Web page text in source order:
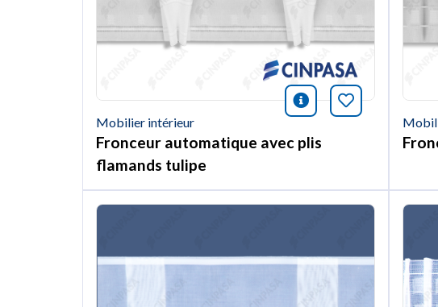
icono información
Marquer
Mobilier intérieur
Fronceur automatique avec plis
flamands tulipe